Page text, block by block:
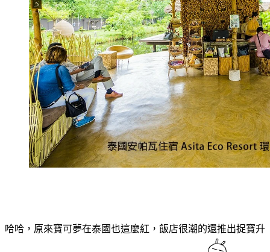
哈哈，原來寶可夢在泰國也這麼紅，飯店很潮的還推出捉寶升